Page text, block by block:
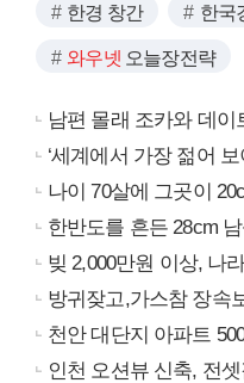
한경 창간 한국
와우넷 오늘장전략
남편 몰래 조카와 데이
‘세계에서 가장 젊어
나이 70살에 그곳이
한반도를 흔든 28cm
빚 2,000만원 이상, 나
방귀잦고,가스참 장속
천안 대단지 아파트
인천 오션뷰 신축, 전